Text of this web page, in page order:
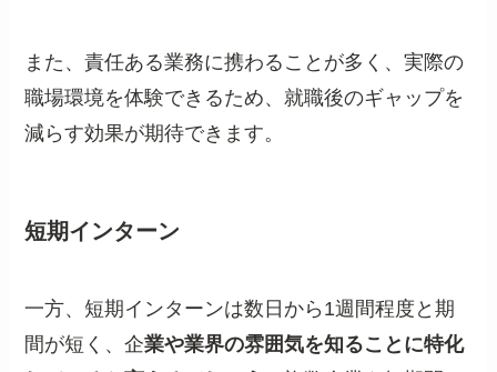
また、責任ある業務に携わることが多く、実際の
職場環境を体験できるため、就職後のギャップを
減らす効果が期待できます。
短期インターン
一方、短期インターンは数日から1週間程度と期
間が短く、企業や業界の雰囲気を知ることに特化